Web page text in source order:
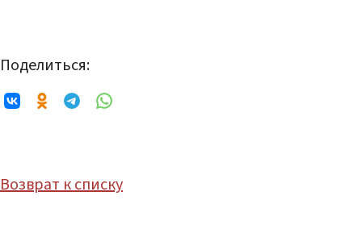
Поделиться:
Возврат к списку